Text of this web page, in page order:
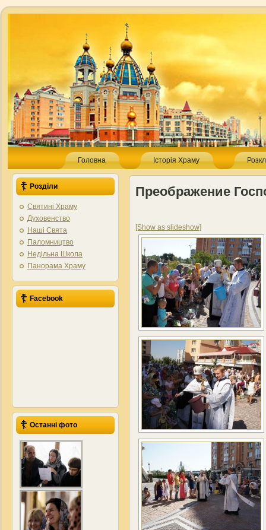
Головна Історія Храму
Розділи
Святині Храму
Духовенство
Наші Свята
Паломництво
Недільна Школа
Панорама Храму
Facebook
Останні фото
Преображение
[Show as slideshow]